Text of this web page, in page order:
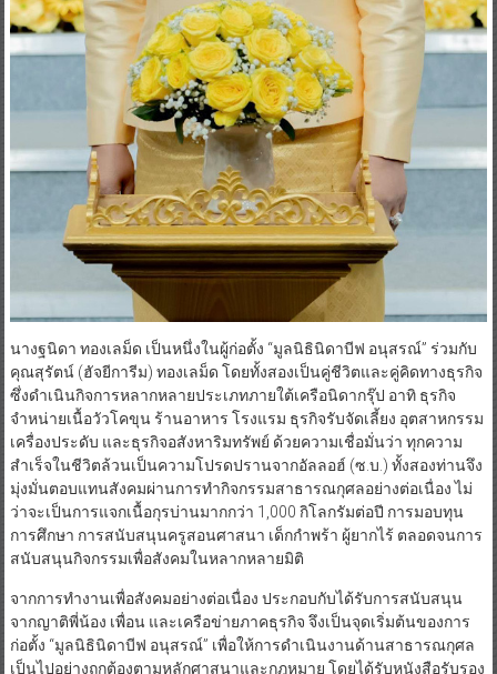
นางฐนิดา ทองเลม็ด เป็นหนึ่งในผู้ก่อตั้ง “มูลนิธินิดาบีฟ อนุสรณ์” ร่วมกับ
คุณสุรัตน์ (ฮัจยีการีม) ทองเลม็ด โดยทั้งสองเป็นคู่ชีวิตและคู่คิดทางธุรกิจ
ซึ่งดำเนินกิจการหลากหลายประเภทภายใต้เครือนิดากรุ๊ป อาทิ ธุรกิจ
จำหน่ายเนื้อวัวโคขุน ร้านอาหาร โรงแรม ธุรกิจรับจัดเลี้ยง อุตสาหกรรม
เครื่องประดับ และธุรกิจอสังหาริมทรัพย์ ด้วยความเชื่อมั่นว่า ทุกความ
สำเร็จในชีวิตล้วนเป็นความโปรดปรานจากอัลลอฮ์ (ซ.บ.) ทั้งสองท่านจึง
มุ่งมั่นตอบแทนสังคมผ่านการทำกิจกรรมสาธารณกุศลอย่างต่อเนื่อง ไม่
ว่าจะเป็นการแจกเนื้อกุรบ่านมากกว่า 1,000 กิโลกรัมต่อปี การมอบทุน
การศึกษา การสนับสนุนครูสอนศาสนา เด็กกำพร้า ผู้ยากไร้ ตลอดจนการ
สนับสนุนกิจกรรมเพื่อสังคมในหลากหลายมิติ
จากการทำงานเพื่อสังคมอย่างต่อเนื่อง ประกอบกับได้รับการสนับสนุน
จากญาติพี่น้อง เพื่อน และเครือข่ายภาคธุรกิจ จึงเป็นจุดเริ่มต้นของการ
ก่อตั้ง “มูลนิธินิดาบีฟ อนุสรณ์” เพื่อให้การดำเนินงานด้านสาธารณกุศล
เป็นไปอย่างถูกต้องตามหลักศาสนาและกฎหมาย โดยได้รับหนังสือรับรอง